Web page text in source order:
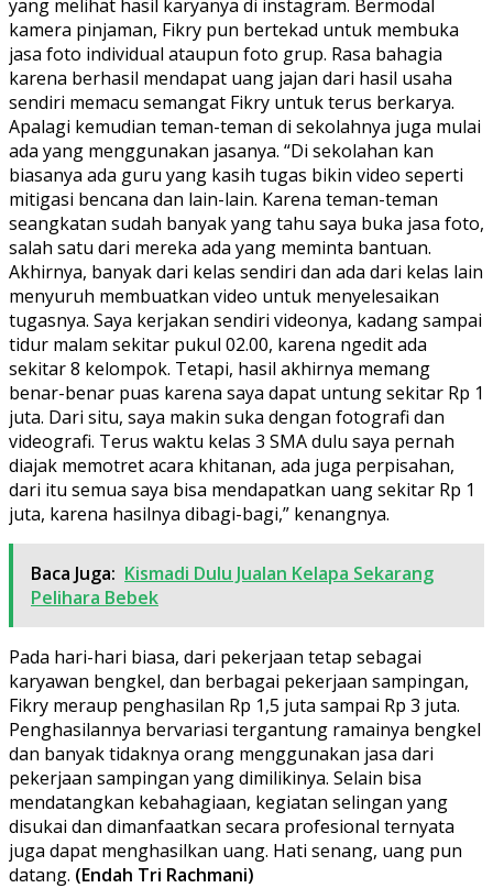
yang melihat hasil karyanya di instagram. Bermodal
kamera pinjaman, Fikry pun bertekad untuk membuka
jasa foto individual ataupun foto grup. Rasa bahagia
karena berhasil mendapat uang jajan dari hasil usaha
sendiri memacu semangat Fikry untuk terus berkarya.
Apalagi kemudian teman-teman di sekolahnya juga mulai
ada yang menggunakan jasanya. “Di sekolahan kan
biasanya ada guru yang kasih tugas bikin video seperti
mitigasi bencana dan lain-lain. Karena teman-teman
seangkatan sudah banyak yang tahu saya buka jasa foto,
salah satu dari mereka ada yang meminta bantuan.
Akhirnya, banyak dari kelas sendiri dan ada dari kelas lain
menyuruh membuatkan video untuk menyelesaikan
tugasnya. Saya kerjakan sendiri videonya, kadang sampai
tidur malam sekitar pukul 02.00, karena ngedit ada
sekitar 8 kelompok. Tetapi, hasil akhirnya memang
benar-benar puas karena saya dapat untung sekitar Rp 1
juta. Dari situ, saya makin suka dengan fotografi dan
videografi. Terus waktu kelas 3 SMA dulu saya pernah
diajak memotret acara khitanan, ada juga perpisahan,
dari itu semua saya bisa mendapatkan uang sekitar Rp 1
juta, karena hasilnya dibagi-bagi,” kenangnya.
Baca Juga: Kismadi Dulu Jualan Kelapa Sekarang
Pelihara Bebek
Pada hari-hari biasa, dari pekerjaan tetap sebagai
karyawan bengkel, dan berbagai pekerjaan sampingan,
Fikry meraup penghasilan Rp 1,5 juta sampai Rp 3 juta.
Penghasilannya bervariasi tergantung ramainya bengkel
dan banyak tidaknya orang menggunakan jasa dari
pekerjaan sampingan yang dimilikinya. Selain bisa
mendatangkan kebahagiaan, kegiatan selingan yang
disukai dan dimanfaatkan secara profesional ternyata
juga dapat menghasilkan uang. Hati senang, uang pun
datang. (Endah Tri Rachmani)